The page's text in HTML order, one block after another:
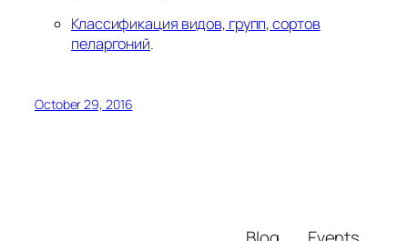
Классификация видов, групп, сортов
пеларгоний.
October 29, 2016